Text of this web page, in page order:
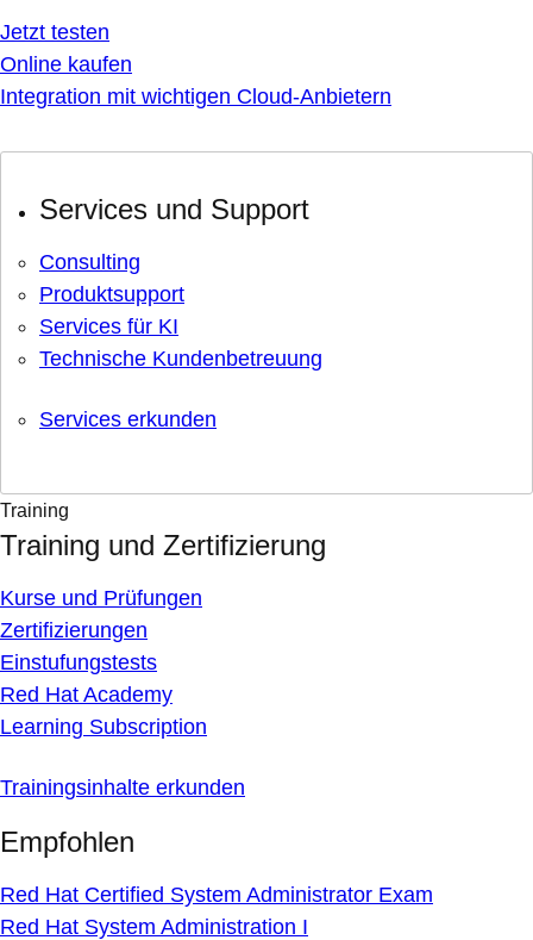
Jetzt testen
Online kaufen
Integration mit wichtigen Cloud-Anbietern
Services und Support
Consulting
Produktsupport
Services für KI
Technische Kundenbetreuung
Services erkunden
Training
Training und Zertifizierung
Kurse und Prüfungen
Zertifizierungen
Einstufungstests
Red Hat Academy
Learning Subscription
Trainingsinhalte erkunden
Empfohlen
Red Hat Certified System Administrator Exam
Red Hat System Administration I